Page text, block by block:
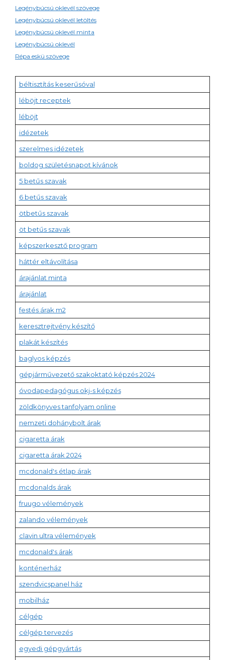
Legénybúcsú oklevél szövege
Legénybúcsú oklevél letöltés
Legénybúcsú oklevél minta
Legénybúcsú oklevél
Répa eskü szövege
béltisztítás keserűsóval
léböjt receptek
léböjt
idézetek
szerelmes idézetek
boldog születésnapot kívánok
5 betűs szavak
6 betűs szavak
ötbetűs szavak
öt betűs szavak
képszerkesztő program
háttér eltávolítása
árajánlat minta
árajánlat
festés árak m2
keresztrejtvény készítő
plakát készítés
baglyos képzés
gépjárművezető szakoktató képzés 2024
óvodapedagógus okj-s képzés
zöldkönyves tanfolyam online
nemzeti dohánybolt árak
cigaretta árak
cigaretta árak 2024
mcdonald's étlap árak
mcdonalds árak
fruugo vélemények
zalando vélemények
clavin ultra vélemények
mcdonald's árak
konténerház
szendvicspanel ház
mobilház
célgép
célgép tervezés
egyedi gépgyártás